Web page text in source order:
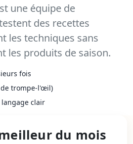
une équipe de
des recettes
les techniques sans
les produits de saison.
fois
de trompe-l'œil)
clair
du mois